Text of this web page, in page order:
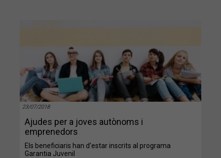
23/07/2018
Ajudes per a joves autònoms i
emprenedors
Els beneficiaris han d’estar inscrits al programa
Garantia Juvenil